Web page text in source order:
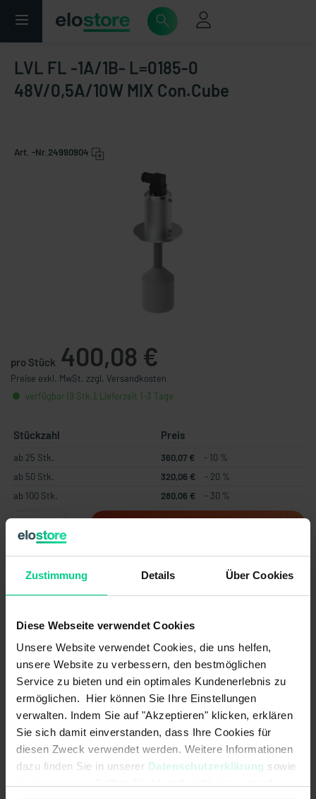
Zustimmung Details Über Cookies
Diese Webseite verwendet Cookies
Unsere Website verwendet Cookies, die uns helfen,
unsere Website zu verbessern, den bestmöglichen
Service zu bieten und ein optimales Kundenerlebnis zu
ermöglichen. Hier können Sie Ihre Einstellungen
verwalten. Indem Sie auf "Akzeptieren" klicken, erklären
Sie sich damit einverstanden, dass Ihre Cookies für
diesen Zweck verwendet werden. Weitere Informationen
dazu finden Sie in unserer Datenschutzerklärung sowie
LVL FL -1A/1B- L=0185-0
48V/0,5A/10W MIX Con.Cube
Art. -Nr. 24990904
pro Stück 400,08 €
Preise exkl. MwSt. zzgl. Versandkosten
verfügbar (9 Stk.), Lieferzeit 1-3 Tage
Stückzahl Preis
ab 25 Stk. 360,07 €
- 10 %
ab 50 Stk.
320,06 €
- 20 %
ab 100 Stk.
280,06 € - 30 %
Artikelgewicht 0.696 kg
Zolltarifnummer 85365019